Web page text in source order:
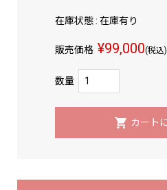
在庫状態 : 在庫有り
販売価格 ¥99,000(税込)
数量